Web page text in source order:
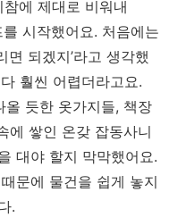
에 제대로 비워내
시작했어요. 처음에는
면 되겠지’라고 생각했
훨씬 어렵더라고요.
듯한 옷가지들, 책장
에 쌓인 온갖 잡동사니
대야 할지 막막했어요.
문에 물건을 쉽게 놓지
.